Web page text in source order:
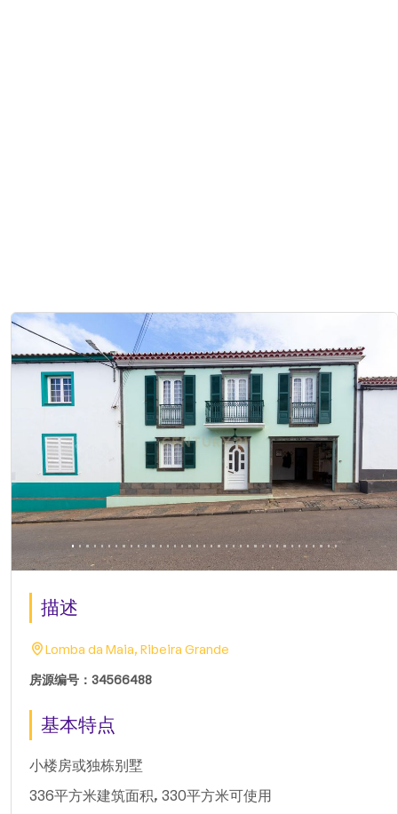
描述
Lomba da Maia, Ribeira Grande
房源编号：34566488
基本特点
小楼房或独栋别墅
336平方米建筑面积, 330平方米可使用